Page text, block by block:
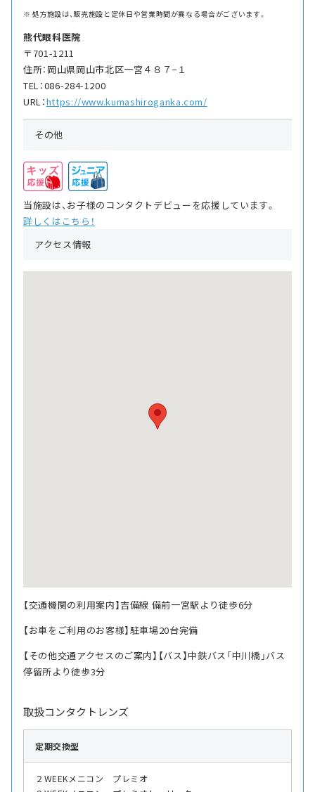
処方施設は、販売施設と定休日や営業時間が異なる場合がございます。
熊代眼科医院
〒701-1211
住所：岡山県岡山市北区一宮４８７−１
TEL：086-284-1200
URL：https://www.kumashiroganka.com/
その他
当施設は、お子様のコンタクトデビューを応援しています。
詳しくはこちら！
アクセス情報
【交通機関の利用案内】吉備線 備前一宮駅より徒歩6分
【お車をご利用のお客様】駐車場20台完備
【その他交通アクセスのご案内】【バス】中鉄バス「中川橋」バス
停留所より徒歩3分
取扱コンタクトレンズ
定期交換型
２WEEKメニコン プレミオ